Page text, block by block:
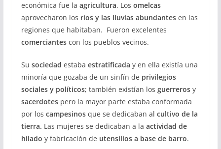
económica fue la agricultura. Los omelcas
aprovecharon los ríos y las lluvias abundantesen las
regiones que habitaban. Fueron excelentes
comerciantescon los pueblos vecinos.
Su sociedad estaba estratificada y en ella existía una
minoría que gozaba de un sinfín de privilegios
sociales y políticos; también existían los guerrerosy
sacerdotespero la mayor parte estaba conformada
por los campesinosque se dedicaban al cultivo de la
tierra. Las mujeres se dedicaban a la actividad de
hilado y fabricación de utensilios a base de barro.